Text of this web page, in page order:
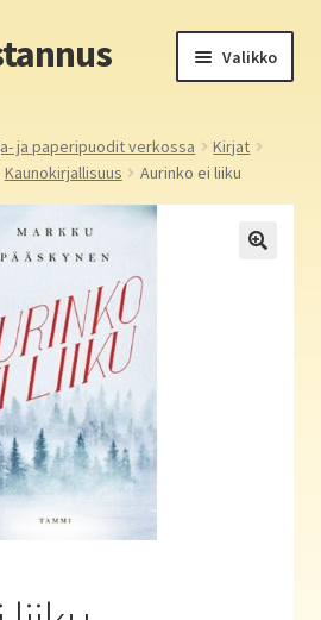
Valikko
verkossa
ja paperipuodit verkossa
Kirjat
Kaunokirjallisuus Aurinko ei liiku